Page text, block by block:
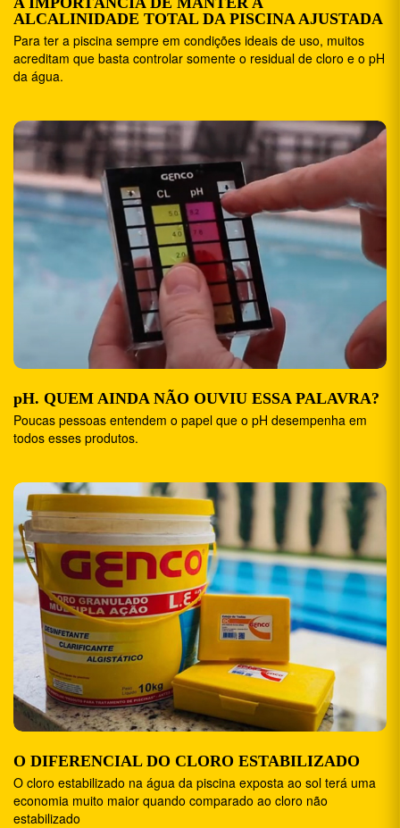
ALCALINIDADE TOTAL DA PISCINA AJUSTADA
Para ter a piscina sempre em condições ideais de uso, muitos
acreditam que basta controlar somente o residual de cloro e o pH
da água.
pH. QUEM AINDA NÃO OUVIU ESSA PALAVRA?
Poucas pessoas entendem o papel que o pH desempenha em
todos esses produtos.
O DIFERENCIAL DO CLORO ESTABILIZADO
O cloro estabilizado na água da piscina exposta ao sol terá uma
economia muito maior quando comparado ao cloro não
estabilizado